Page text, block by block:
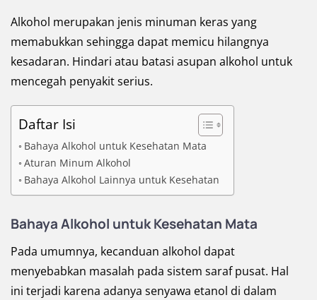
Alkohol merupakan jenis minuman keras yang
memabukkan sehingga dapat memicu hilangnya
kesadaran. Hindari atau batasi asupan alkohol untuk
mencegah penyakit serius.
Daftar Isi
Bahaya Alkohol untuk Kesehatan Mata
Aturan Minum Alkohol
Bahaya Alkohol Lainnya untuk Kesehatan
Bahaya Alkohol untuk Kesehatan Mata
Pada umumnya, kecanduan alkohol dapat
menyebabkan masalah pada sistem saraf pusat. Hal
ini terjadi karena adanya senyawa etanol di dalam